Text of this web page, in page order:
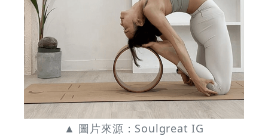
▲ 圖片來源：Soulgreat IG